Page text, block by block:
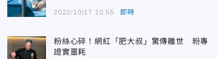
2022/10/17 10:55 即時
粉絲心碎！網紅「肥大叔」驚傳離世 粉專
證實噩耗